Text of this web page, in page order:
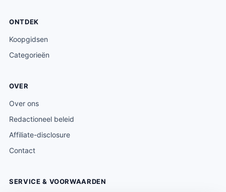
ONTDEK
Koopgidsen
Categorieën
OVER
Over ons
Redactioneel beleid
Affiliate-disclosure
Contact
SERVICE & VOORWAARDEN